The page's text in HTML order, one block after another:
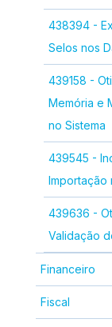
438394 -
Selos nos
439158 -
Memória e
no Sistema
439545 -
Importação
439636 -
Validação
Financeiro
Fiscal